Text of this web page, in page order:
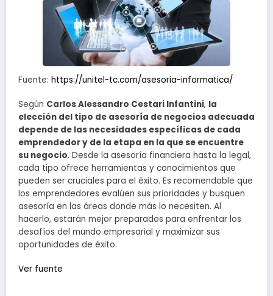
Fuente: https://unitel-tc.com/asesoria-informatica/
Según Carlos Alessandro Cestari Infantini, la
elección del tipo de asesoría de negocios adecuada
depende de las necesidades específicas de cada
emprendedor y de la etapa en la que se encuentre
su negocio. Desde la asesoría financiera hasta la legal,
cada tipo ofrece herramientas y conocimientos que
pueden ser cruciales para el éxito. Es recomendable que
los emprendedores evalúen sus prioridades y busquen
asesoría en las áreas donde más lo necesiten. Al
hacerlo, estarán mejor preparados para enfrentar los
desafíos del mundo empresarial y maximizar sus
oportunidades de éxito.
Navegación
Ver fuente